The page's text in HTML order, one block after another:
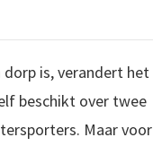
is, verandert het
beschikt over twee
Maar voor